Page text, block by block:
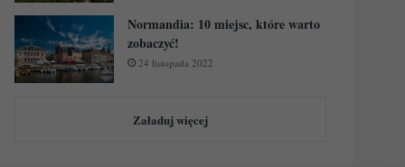
Normandia: 10 miejsc, które warto
zobaczyć!
24 listopada 2022
Załaduj więcej